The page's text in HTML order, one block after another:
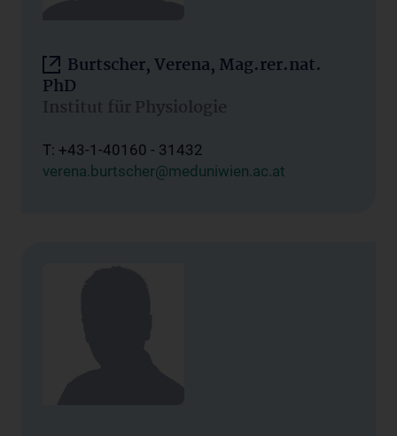
Burtscher, Verena, Mag.rer.nat.
PhD
Institut für Physiologie
T: +43-1-40160 - 31432
verena.burtscher@meduniwien.ac.at